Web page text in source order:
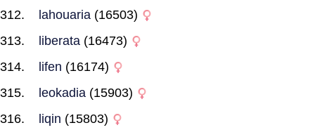
lahouaria (16503)
liberata (16473)
lifen (16174)
leokadia (15903)
liqin (15803)